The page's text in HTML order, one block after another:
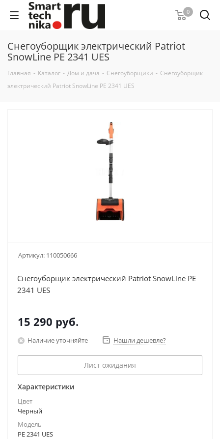
0
Снегоуборщик электрический Patriot
SnowLine PE 2341 UES
Главная - Каталог - Дом и дача - Снегоуборщики - Снегоуборщик
электрический Patriot SnowLine PE 2341 UES
Артикул: 110050666
Снегоуборщик электрический Patriot SnowLine PE
2341 UES
15 290 руб.
Наличие уточняйте Нашли дешевле?
Лист ожидания
Характеристики
Цвет
Черный
Модель
PE 2341 UES